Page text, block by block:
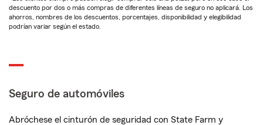
descuento por dos o más compras de diferentes líneas de seguro no aplicará. Los
ahorros, nombres de los descuentos, porcentajes, disponibilidad y elegibilidad
podrían variar según el estado.
Seguro de automóviles
Abróchese el cinturón de seguridad con State Farm y